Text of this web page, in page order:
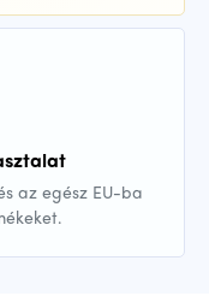
az egész EU-ba